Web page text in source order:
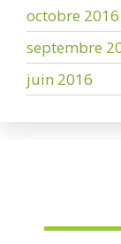
octobre 2016
septembre
juin 2016